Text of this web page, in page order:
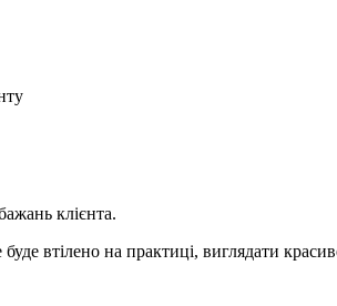
клієнта.
втілено на практиці, виглядати